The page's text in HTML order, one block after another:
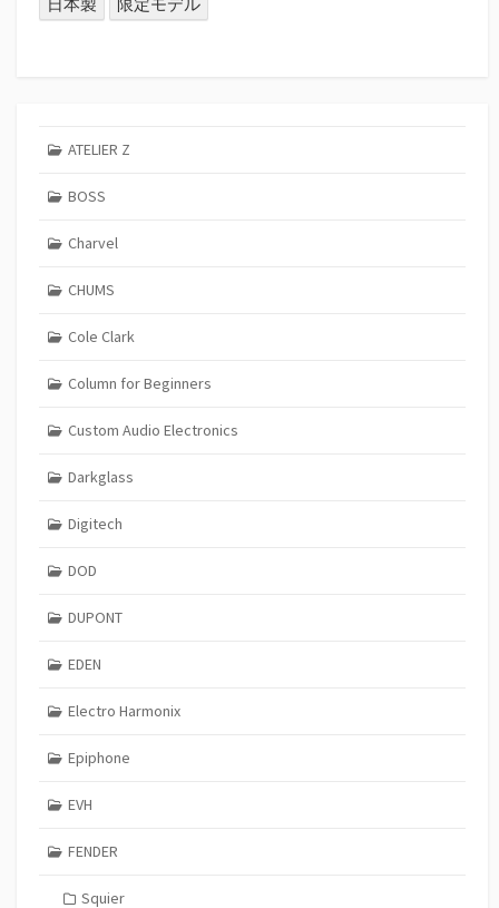
ATELIER Z
BOSS
Charvel
CHUMS
Cole Clark
Column for Beginners
Custom Audio Electronics
Darkglass
Digitech
DOD
DUPONT
EDEN
Electro Harmonix
Epiphone
EVH
FENDER
Squier